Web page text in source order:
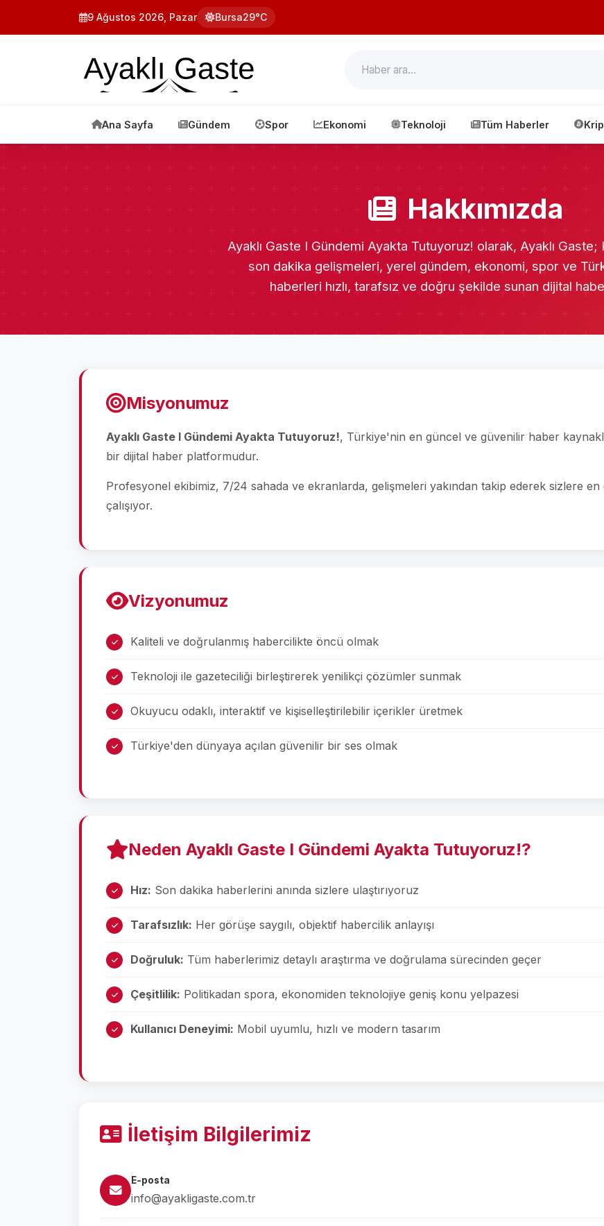
9 Ağustos 2026, Pazar Bursa29°C
Ana Sayfa Gündem Spor Ekonomi Teknoloji Tüm Haberler
Hakkımızda
Ayaklı Gaste I Gündemi Ayakta Tutuyoruz! olarak, Ayaklı
son dakika gelişmeleri, yerel gündem, ekonomi, spor ve
haberleri hızlı, tarafsız ve doğru şekilde sunan dijital
Misyonumuz
Ayaklı Gaste I Gündemi Ayakta Tutuyoruz!, Türkiye'nin en güncel ve güvenilir haber
bir dijital haber platformudur.
Profesyonel ekibimiz, 7/24 sahada ve ekranlarda, gelişmeleri yakından takip ederek sizlere en
çalışıyor.
Vizyonumuz
Kaliteli ve doğrulanmış habercilikte öncü olmak
Teknoloji ile gazeteciliği birleştirerek yenilikçi çözümler sunmak
Okuyucu odaklı, interaktif ve kişiselleştirilebilir içerikler üretmek
Türkiye'den dünyaya açılan güvenilir bir ses olmak
Neden Ayaklı Gaste I Gündemi Ayakta Tutuyoruz!?
Hız: Son dakika haberlerini anında sizlere ulaştırıyoruz
Tarafsızlık: Her görüşe saygılı, objektif habercilik anlayışı
Doğruluk: Tüm haberlerimiz detaylı araştırma ve doğrulama sürecinden geçer
Çeşitlilik: Politikadan spora, ekonomiden teknolojiye geniş konu yelpazesi
Kullanıcı Deneyimi: Mobil uyumlu, hızlı ve modern tasarım
İletişim Bilgilerimiz
E-posta
info@ayakligaste.com.tr